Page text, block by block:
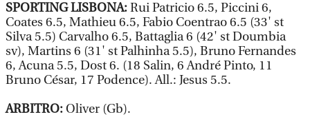
SPORTING LISBONA:Rui Patricio 6.5, Piccini 6,
Coates 6.5, Mathieu 6.5, Fabio Coentrao 6.5 (33' st
Silva 5.5) Carvalho 6.5, Battaglia 6 (42' st Doumbia
sv), Martins 6 (31' st Palhinha 5.5), Bruno Fernandes
6, Acuna 5.5, Dost 6. (18 Salin, 6 André Pinto, 11
Bruno César, 17 Podence). All.: Jesus 5.5.
ARBITRO: Oliver (Gb).